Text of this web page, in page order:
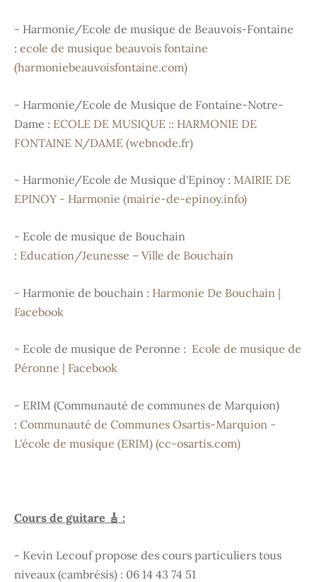
- Harmonie/Ecole de musique de Beauvois-Fontaine
: ecole de musique beauvois fontaine
(harmoniebeauvoisfontaine.com)
- Harmonie/Ecole de Musique de Fontaine-Notre-
Dame : ECOLE DE MUSIQUE :: HARMONIE DE
FONTAINE N/DAME (webnode.fr)
- Harmonie/Ecole de Musique d'Epinoy : MAIRIE DE
EPINOY - Harmonie (mairie-de-epinoy.info)
- Ecole de musique de Bouchain
: Education/Jeunesse – Ville de Bouchain
- Harmonie de bouchain : Harmonie De Bouchain |
Facebook
- Ecole de musique de Peronne : Ecole de musique de
Péronne | Facebook
- ERIM (Communauté de communes de Marquion)
: Communauté de Communes Osartis-Marquion -
L'école de musique (ERIM) (cc-osartis.com)
Cours de guitare 🎸 :
- Kevin Lecouf propose des cours particuliers tous
niveaux (cambrésis) : 06 14 43 74 51